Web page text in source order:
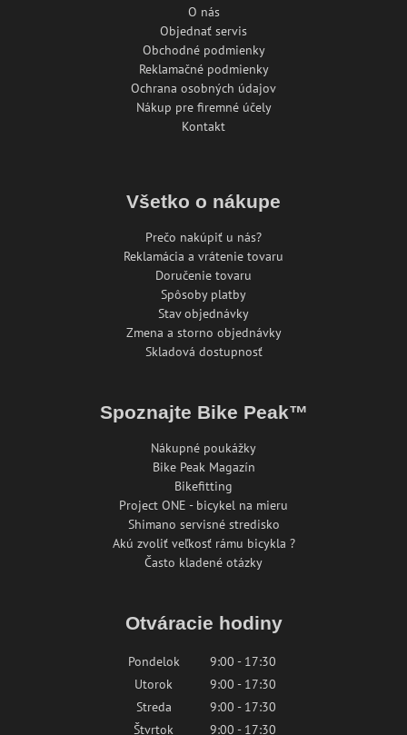
O nás
Objednať servis
Obchodné podmienky
Reklamačné podmienky
Ochrana osobných údajov
Nákup pre firemné účely
Kontakt
Všetko o nákupe
Prečo nakúpiť u nás?
Reklamácia a vrátenie tovaru
Doručenie tovaru
Spôsoby platby
Stav objednávky
Zmena a storno objednávky
Skladová dostupnosť
Spoznajte Bike Peak™
Nákupné poukážky
Bike Peak Magazín
Bikefitting
Project ONE - bicykel na mieru
Shimano servisné stredisko
Akú zvoliť veľkosť rámu bicykla ?
Často kladené otázky
Otváracie hodiny
Pondelok
9:00 - 17:30
Utorok
9:00 - 17:30
Streda
9:00 - 17:30
Štvrtok
9:00 - 17:30